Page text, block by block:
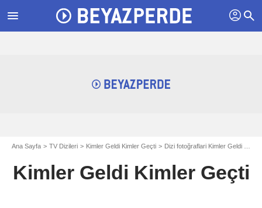
menu profil search
Ana Sayfa TV Dizileri Kimler Geldi Kimler Geçti Dizi fotoğraflari Kimler Geldi Kimler Geçti
Kimler Geldi Kimler Geçti